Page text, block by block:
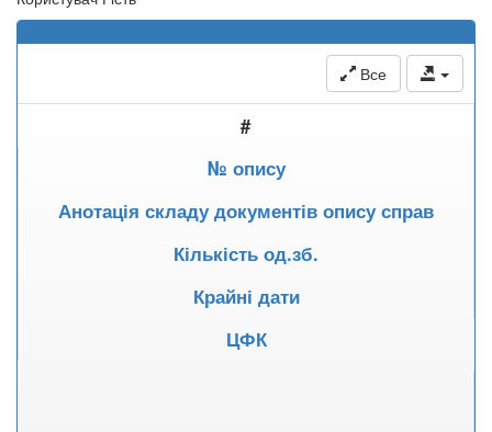
Все
#
№ опису
Анотація складу документів опису справ
Кількість од.зб.
Крайні дати
ЦФК